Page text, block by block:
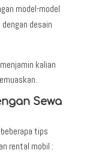
model-model
desain
kalian
Sewa
tips
rental mobil :